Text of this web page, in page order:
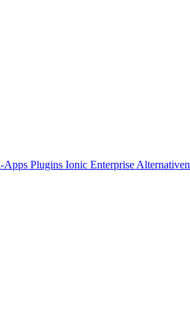
Apps Plugins Ionic Enterprise Alternativen